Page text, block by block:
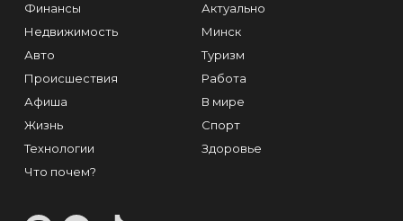
Финансы
Недвижимость
Авто
Происшествия
Афиша
Жизнь
Технологии
Что почем?
Актуально
Минск
Туризм
Работа
В мире
Спорт
Здоровье